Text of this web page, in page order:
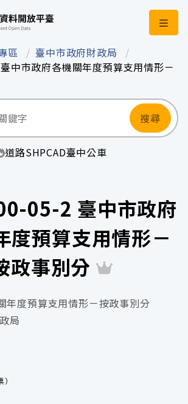
政府資料開
區
臺中市政府財政局
中市政府各機關年度預算支用情形－
搜尋
道路SHPCAD臺中公車
05-2 臺中市政府
度預算支用情形－
政事別分
年度預算支用情形－按政事別分
局